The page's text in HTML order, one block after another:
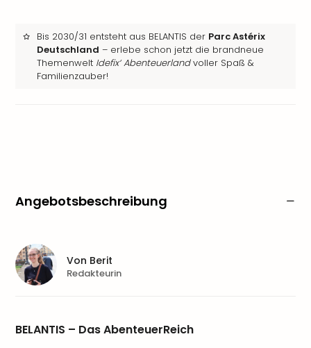
Bis 2030/31 entsteht aus BELANTIS der Parc Astérix
Deutschland – erlebe schon jetzt die brandneue
Themenwelt Idefix‘ Abenteuerlandvoller Spaß &
Familienzauber!
Angebotsbeschreibung
BELANTIS – Das AbenteuerReich
Von Berit
Redakteurin